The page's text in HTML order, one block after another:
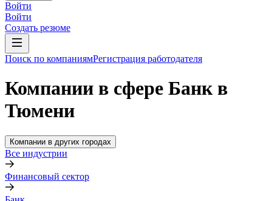
Войти
Войти
Создать резюме
Поиск по компаниямРегистрация работодателя
Компании в сфере Банк в
Тюмени
Компании в других городах
Все индустрии
Финансовый сектор